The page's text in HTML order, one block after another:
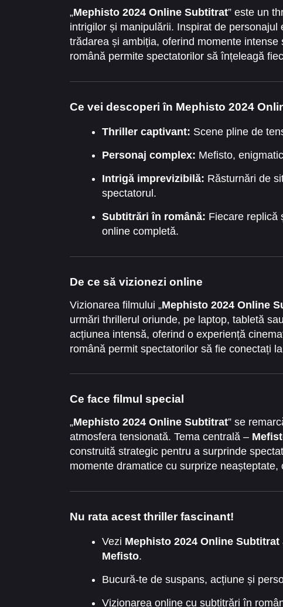
„Mephisto 2024 Online Subtitrat” este un
intrigilor și manipulării. Inspirat de personajul
trădarea și ambiția, oferind momente
română permite spectatorilor să înțeleagă
Ce vei descoperi în Mephisto 2024
Thriller captivant: Scene pline de
Personaj complex: Mefisto,
Intrigă imprevizibilă: Răsturnări de
spectatorul.
Subtitrări în română: Fiecare replică
online completă.
De ce să vizionezi online
Vizionarea filmului „Mephisto 2024 Online
urmări thrillerul oriunde, pe laptop, tabletă
acțiunea intensă, oferind o experiență
română permit spectatorilor să fie conectați
Ce face filmul special
„Mephisto 2024 Online Subtitrat” se
atmosfera tensionată. Tema centrală –
construită strategic pentru a surprinde
momente dramatice cu surprize
Nu rata acest thriller fascinant!
Vezi Mephisto 2024 Online Subtitrat
Mefisto.
Bucură-te de suspans, acțiune și
Vizionarea online cu subtitrări în